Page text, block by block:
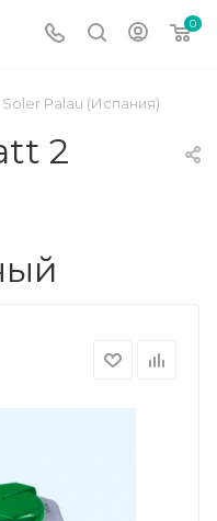
0
Palau (Испания)
2